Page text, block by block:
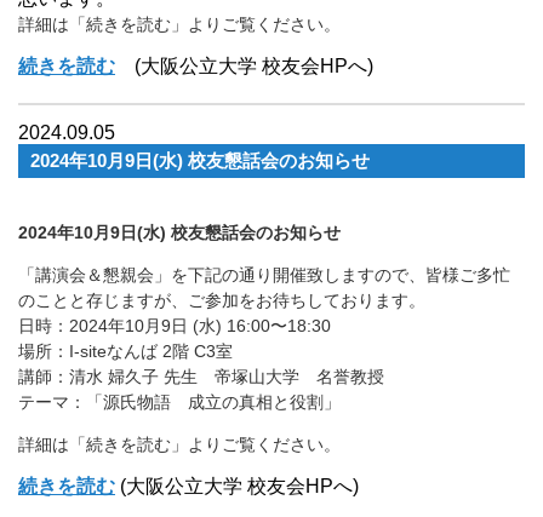
詳細は「続きを読む」よりご覧ください。
続きを読む (大阪公立大学 校友会HPへ)
2024.09.05
2024年10月9日(水) 校友懇話会のお知らせ
2024年10月9日(水) 校友懇話会のお知らせ
「講演会＆懇親会」を下記の通り開催致しますので、皆様ご多忙
のことと存じますが、ご参加をお待ちしております。
日時：2024年10月9日 (水) 16:00〜18:30
場所：I-siteなんば 2階 C3室
講師：清水 婦久子 先生 帝塚山大学 名誉教授
テーマ：「源氏物語 成立の真相と役割」
詳細は「続きを読む」よりご覧ください。
続きを読む (大阪公立大学 校友会HPへ)